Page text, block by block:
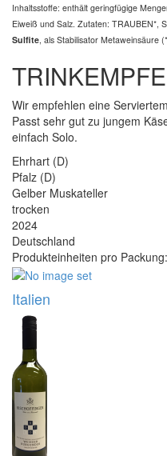
Inhaltsstoffe: enthält geringfügige
Eiweiß und Salz. Zutaten: TRAUBEN*,
Sulfite, als Stabilisator Metaweinsäure
Wir empfehlen eine
Passt sehr gut zu jungem
einfach Solo.
Ehrhart (D)
Pfalz (D)
Gelber Muskateller
trocken
2024
Deutschland
Produkteinheiten pro
Italien